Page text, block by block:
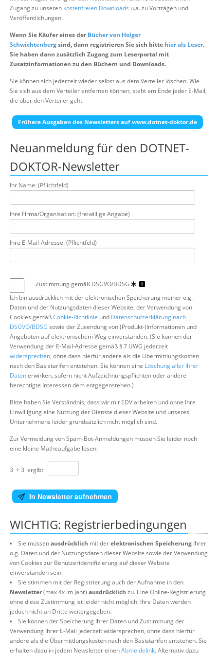
Suche
Zugang zu unseren kostenfreien Downloads u.a. zu Vorträgen und
Veröffentlichungen.
Wenn Sie Käufer eines derBücher von Holger
Schwichtenbergsind, dann registrieren Sie sich bitte hier als Leser.
Sie haben dann zusätzlich Zugang zum Leserportal mit
Zusatzinformationen zu den Büchern und Downloads.
Sie können sich jederzeit wieder selbst aus dem Verteiler löschen. Wie
Sie sich aus dem Verteiler entfernen können, steht am Ende jeder E-Mail,
die über den Verteiler geht.
Frühere Ausgaben des Newsletters auf www.dotnet-doktor.de
Neuanmeldung für den DOTNET-
DOKTOR-Newsletter
Ihr Name: (Pflichtfeld)
Ihre Firma/Organisation: (freiwillige Angabe)
Ihre E-Mail-Adresse: (Pflichtfeld)
Zustimmung gemäß DSGVO/BDSG
Ich bin ausdrücklich mit der elektronischen Speicherung meiner o.g.
Daten und der Nutzungsdaten dieser Website, der Verwendung von
Cookies gemäßCookie-Richtlinie und Datenschutzerklärung nach
DSGVO/BDSG sowie der Zusendung von (Produkt-)Informationen und
Angeboten auf elektronischem Weg einverstanden. (Sie können der
Verwendung der E-Mail-Adresse gemäß § 7 UWG jederzeit
widersprechen, ohne dass hierfür andere als die Übermittlungskosten
nach den Basistarifen entstehen. Sie können eine Löschung aller Ihrer
Datenerwirken, sofern nicht Aufzeichnungspflichten oder andere
berechtigte Interessen dem entgegenstehen.)
Bitte haben Sie Verständnis, dass wir mit EDV arbeiten und ohne Ihre
Einwilligung eine Nutzung der Dienste dieser Website und unseres
Unternehmens leider grundsätzlich nicht möglich sind.
Zur Vermeidung von Spam-Bot-Anmeldungen müssen Sie leider noch
eine kleine Matheaufgabe lösen:
3 +3 ergibt
In Newsletter aufnehmen
WICHTIG: Registrierbedingungen
Sie müssenausdrücklich mit derelektronischen Speicherung Ihrer
o.g. Daten und der Nutzungsdaten dieser Website sowie der Verwendung
von Cookies zur Benutzeridentifizierung auf dieser Website
einverstanden sein.
Sie stimmen mit der Registrierung auch der Aufnahme in den
Newsletter(max 4x im Jahr) ausdrücklich zu. Eine Online-Registrierung
ohne diese Zustimmung ist leider nicht möglich. Ihre Daten werden
jedoch nicht an Dritte weitergegeben.
Sie können der Speicherung Ihrer Daten und Zustimmung der
Verwendung Ihrer E-Mail jederzeit widersprechen, ohne dass hierfür
andere als die Übermittlungskosten nach den Basistarifen entstehen. Sie
erhalten dazu in jedem Newsletter einenAbmeldelink. Alternativ dazu